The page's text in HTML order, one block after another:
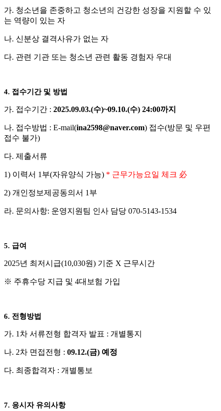
가. 청소년을 존중하고 청소년의 건강한 성장을 지원할 수 있
는 역량이 있는 자
나. 신분상 결격사유가 없는 자
다. 관련 기관 또는 청소년 관련 활동 경험자 우대
4. 접수기간 및 방법
가. 접수기간 : 2025.09.03.(수)~09.10.(수) 24:00까지
나. 접수방법 : E-mail(ina2598@naver.com) 접수(방문 및 우편
접수 불가)
다. 제출서류
1) 이력서 1 부(자유양식 가능) * 근무가능요일 체크 必
2) 개인정보제공동의서 1 부
라. 문의사항: 운영지원팀 인사 담당 070-5143-1534
5. 급여
2025년 최저시급(10,030원) 기준 X 근무시간
※ 주휴수당 지급 및 4대보험 가입
6. 전형방법
가. 1 차 서류전형 합격자 발표 : 개별통지
나. 2차 면접전형 : 09.12.(금) 예정
다. 최종합격자 : 개별통보
7. 응시자 유의사항